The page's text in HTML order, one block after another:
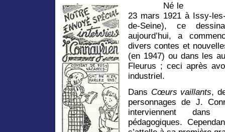
Né le
23 mars 1921 à Issy-
de-Seine), ce
aujourd’hui, a
divers contes et
(en 1947) ou dans les
Fleurus ; ceci après
industriel.
Dans Cœurs vaillants,
personnages de J.
interviennent
pédagogiques.